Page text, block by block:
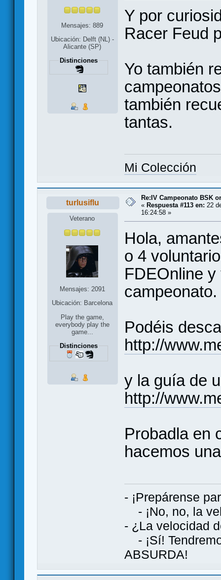
Mensajes: 889
Ubicación: Delft (NL) -
Alicante (SP)
Distinciones
Y por
Racer Feud
Yo también
también
tantas.
Mi Colección
turlusiflu
Veterano
Mensajes: 2091
Ubicación: Barcelona
Play the game,
everybody play the
game...
Distinciones
Re:IV Campeonato BSK
« Respuesta #113 en: 22
16:24:58 »
Hola,
o 4
FDEOnline
campeonato.
Podéis
http://
y la guía de
http://
Probadla en
hacemos
- ¡Prepárense
- ¡No, no, la
- ¿La velocidad
- ¡Sí!
ABSURDA!